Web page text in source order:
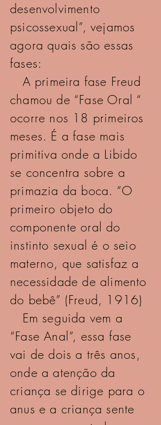
desenvolvimento
psicossexual”, vejamos
agora quais são essas
fases:
A primeira fase Freud
chamou de “Fase Oral “
ocorre nos 18 primeiros
meses. É a fase mais
primitiva onde a Libido
se concentra sobre a
primazia da boca. “O
primeiro objeto do
componente oral do
instinto sexual é o seio
materno, que satisfaz a
necessidade de alimento
do bebê” (Freud, 1916)
Em seguida vem a
“Fase Anal”, essa fase
vai de dois a três anos,
onde a atenção da
criança se dirige para o
anus e a criança sente